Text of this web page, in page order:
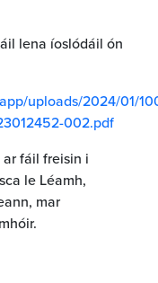
lena íoslódáil ón
uploads/2024/01/
002.pdf
fáil freisin i
le Léamh,
mar